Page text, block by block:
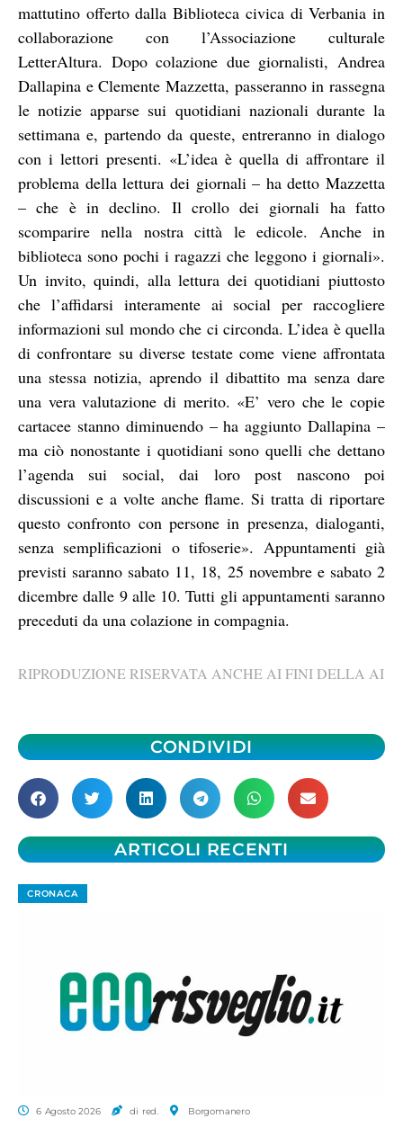
mattutino offerto dalla Biblioteca civica di Verbania in
collaborazione con l’Associazione culturale
LetterAltura. Dopo colazione due giornalisti, Andrea
Dallapina e Clemente Mazzetta, passeranno in rassegna
le notizie apparse sui quotidiani nazionali durante la
settimana e, partendo da queste, entreranno in dialogo
con i lettori presenti. «L’idea è quella di affrontare il
problema della lettura dei giornali – ha detto Mazzetta
– che è in declino. Il crollo dei giornali ha fatto
scomparire nella nostra città le edicole. Anche in
biblioteca sono pochi i ragazzi che leggono i giornali».
Un invito, quindi, alla lettura dei quotidiani piuttosto
che l’affidarsi interamente ai social per raccogliere
informazioni sul mondo che ci circonda. L’idea è quella
di confrontare su diverse testate come viene affrontata
una stessa notizia, aprendo il dibattito ma senza dare
una vera valutazione di merito. «E’ vero che le copie
cartacee stanno diminuendo – ha aggiunto Dallapina –
ma ciò nonostante i quotidiani sono quelli che dettano
l’agenda sui social, dai loro post nascono poi
discussioni e a volte anche flame. Si tratta di riportare
questo confronto con persone in presenza, dialoganti,
senza semplificazioni o tifoserie». Appuntamenti già
previsti saranno sabato 11, 18, 25 novembre e sabato 2
dicembre dalle 9 alle 10. Tutti gli appuntamenti saranno
preceduti da una colazione in compagnia.
RIPRODUZIONE RISERVATA ANCHE AI FINI DELLA AI
CONDIVIDI
ARTICOLI RECENTI
CRONACA
6 Agosto 2026 di red. Borgomanero